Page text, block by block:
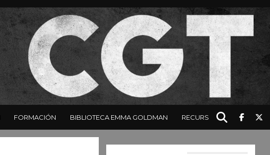
FORMACIÓN BIBLIOTECA EMMA GOLDMAN RECURSOS